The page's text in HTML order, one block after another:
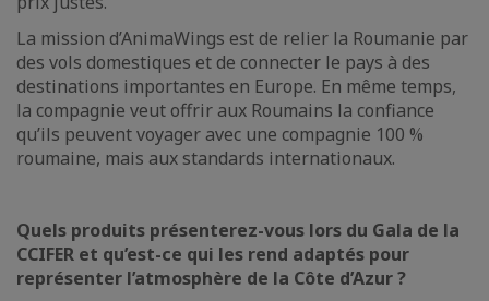
La mission d’AnimaWings est de relier la Roumanie par
des vols domestiques et de connecter le pays à des
destinations importantes en Europe. En même temps,
la compagnie veut offrir aux Roumains la confiance
qu’ils peuvent voyager avec une compagnie 100 %
roumaine, mais aux standards internationaux.
Quels produits présenterez-vous lors du Gala de la
CCIFER et qu’est-ce qui les rend adaptés pour
représenter l’atmosphère de la Côte d’Azur ?